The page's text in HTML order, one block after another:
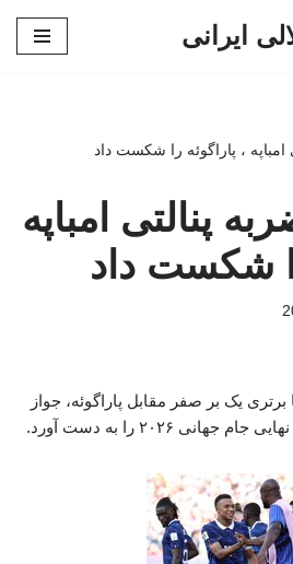
ایرانی
امباپه ، پاراگوئه را شکست داد
پنالتی امباپه
شکست داد
یک بر صفر مقابل پاراگوئه، جواز
۲۰۲۶ را به دست آورد.